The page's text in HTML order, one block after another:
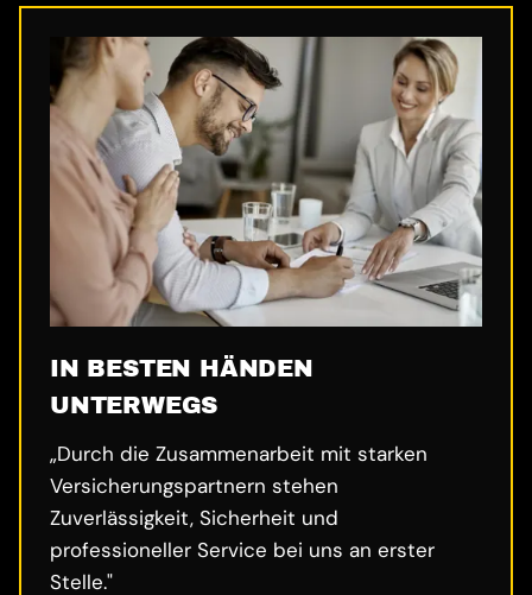
IN BESTEN HÄNDEN
UNTERWEGS
„Durch die Zusammenarbeit mit starken
Versicherungspartnern stehen
Zuverlässigkeit, Sicherheit und
professioneller Service bei uns an erster
Stelle."